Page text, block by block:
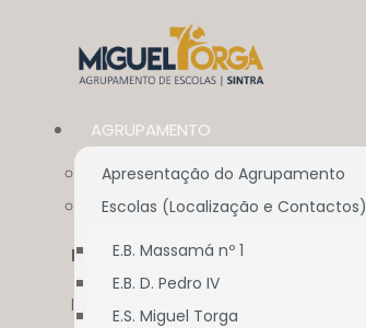
AGRUPAMENTO
Apresentação do Agrupamento
Escolas (Localização e Contactos)
E.B. Massamá nº 1
E.B. D. Pedro IV
E.S. Miguel Torga
NOVIDADES PARA TI
Início // Alunos / E.E.